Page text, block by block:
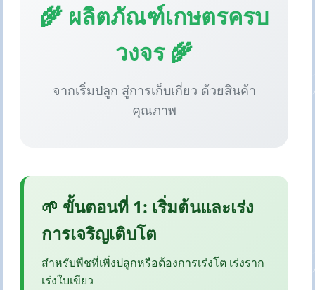
🌾 ผลิตภัณฑ์เกษตรครบ
วงจร 🌾
จากเริ่มปลูก สู่การเก็บเกี่ยว ด้วยสินค้า
คุณภาพ
🌱 ขั้นตอนที่ 1: เริ่มต้นและเร่ง
การเจริญเติบโต
สำหรับพืชที่เพิ่งปลูกหรือต้องการเร่งโต เร่งราก
เร่งใบเขียว